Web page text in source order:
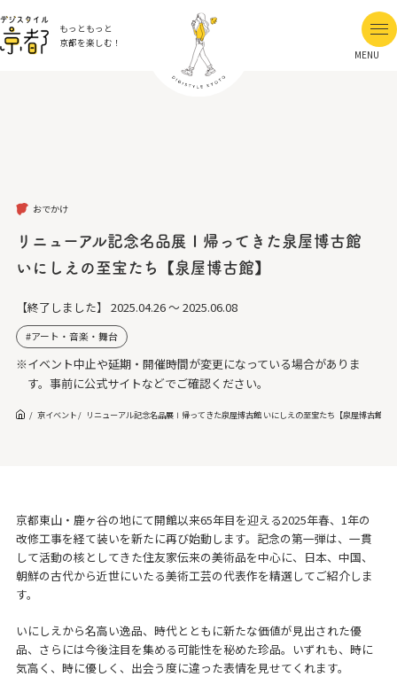
もっともっと
京都を楽しむ！
MENU
おでかけ
リニューアル記念名品展Ⅰ帰ってきた泉屋博古館
いにしえの至宝たち【泉屋博古館】
【終了しました】 2025.04.26 ～ 2025.06.08
アート・音楽・舞台
※イベント中止や延期・開催時間が変更になっている場合がありま
す。事前に公式サイトなどでご確認ください。
京イベント リニューアル記念名品展Ⅰ帰ってきた泉屋博古館 いにしえの至宝たち【泉屋博古館】
京都東山・鹿ヶ谷の地にて開館以来65年目を迎える2025年春、1年の
改修工事を経て装いを新たに再び始動します。記念の第一弾は、一貫
して活動の核としてきた住友家伝来の美術品を中心に、日本、中国、
朝鮮の古代から近世にいたる美術工芸の代表作を精選してご紹介しま
す。
いにしえから名高い逸品、時代とともに新たな価値が見出された優
品、さらには今後注目を集める可能性を秘めた珍品。いずれも、時に
気高く、時に優しく、出会う度に違った表情を見せてくれます。